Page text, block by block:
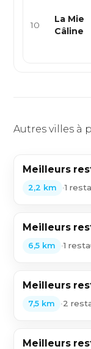
10
La Mie
Câline
Autres villes à
Meilleurs
2,2 km •1
Meilleurs
6,5 km •1
Meilleurs
7,5 km •2
Meilleurs